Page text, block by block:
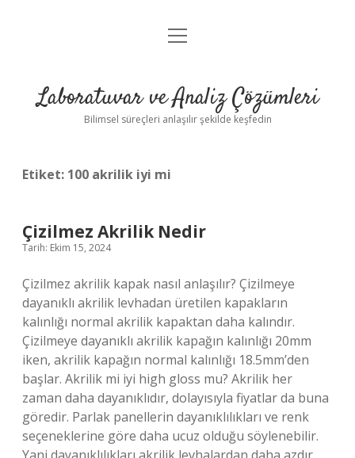
Anasayfa
Yasal Uyarı
menüyü
Laboratuvar ve Analiz Çözümleri
Bilimsel süreçleri anlaşılır şekilde keşfedin
Etiket: 100 akrilik iyi mi
Çizilmez Akrilik Nedir
Tarih: Ekim 15, 2024
Çizilmez akrilik kapak nasıl anlaşılır? Çizilmeye
dayanıklı akrilik levhadan üretilen kapakların
kalınlığı normal akrilik kapaktan daha kalındır.
Çizilmeye dayanıklı akrilik kapağın kalınlığı 20mm
iken, akrilik kapağın normal kalınlığı 18.5mm’den
başlar. Akrilik mi iyi high gloss mu? Akrilik her
zaman daha dayanıklıdır, dolayısıyla fiyatlar da buna
göredir. Parlak panellerin dayanıklılıkları ve renk
seçeneklerine göre daha ucuz olduğu söylenebilir.